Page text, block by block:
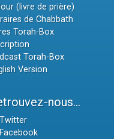
(livre de prière)
de Chabbath
Torah-Box
Torah-Box
Version
nous...
Twitter